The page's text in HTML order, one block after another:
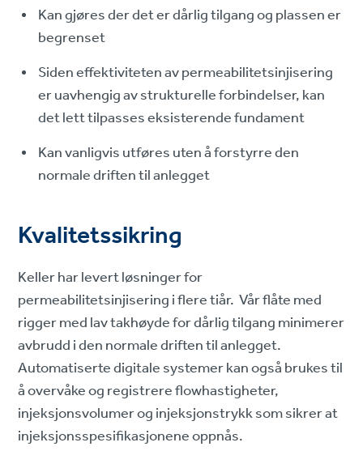
Kan gjøres der det er dårlig tilgang og plassen er
begrenset
Siden effektiviteten av permeabilitetsinjisering
er uavhengig av strukturelle forbindelser, kan
det lett tilpasses eksisterende fundament
Kan vanligvis utføres uten å forstyrre den
normale driften til anlegget
Kvalitetssikring
Keller har levert løsninger for
permeabilitetsinjisering i flere tiår. Vår flåte med
rigger med lav takhøyde for dårlig tilgang minimerer
avbrudd i den normale driften til anlegget.
Automatiserte digitale systemer kan også brukes til
å overvåke og registrere flowhastigheter,
injeksjonsvolumer og injeksjonstrykk som sikrer at
injeksjonsspesifikasjonene oppnås.